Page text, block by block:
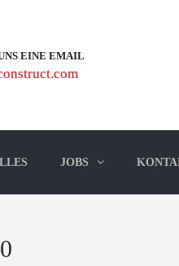
EINE EMAIL
JOBS